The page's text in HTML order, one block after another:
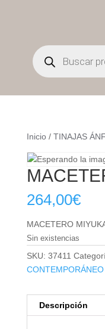
Búsqueda
de
productos
Inicio/ TINAJAS
264,00€
MACETERO
Sin existencias
SKU: 37411
CONTEMPORÁNEO
Descripción